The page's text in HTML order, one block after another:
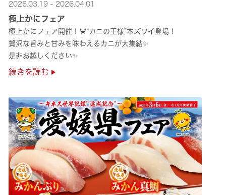
2026.03.19 - 2026.04.01
極上かにフェア
極上かにフェア開催！🦀“カニの王様”本ズワイ登場！
贅沢な旨みと甘みを味わえるカニが大集結✨
是非お越しください✨
続きを読む